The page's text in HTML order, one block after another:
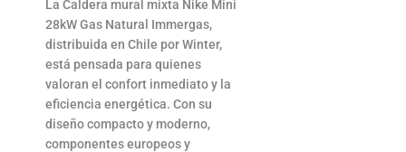
La Caldera mural mixta Nike Mini
28kW Gas Natural Immergas,
distribuida en Chile por Winter,
está pensada para quienes
valoran el confort inmediato y la
eficiencia energética. Con su
diseño compacto y moderno,
componentes europeos y